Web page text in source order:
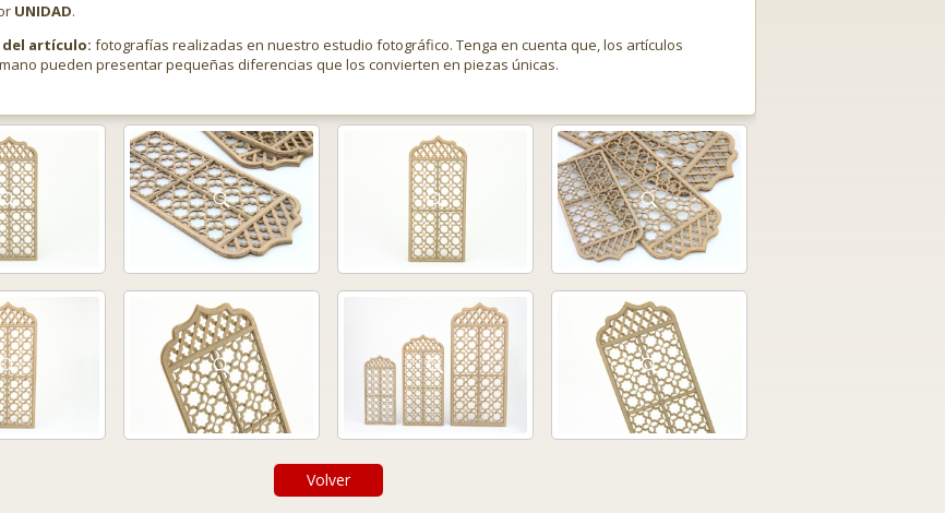
UNIDAD.
del artículo: fotografías realizadas en nuestro estudio fotográfico. Tenga en cuenta que, los artículos
pueden presentar pequeñas diferencias que los convierten en piezas únicas.
Volver